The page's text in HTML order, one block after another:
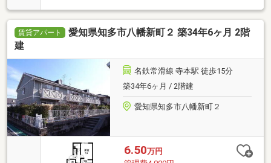
賃貸アパート
愛知県知多市八幡新町２ 築34年6ヶ月 2階
建
名鉄常滑線 寺本駅 徒歩15分
築34年6ヶ月 / 2階建
愛知県知多市八幡新町２
6.50万円